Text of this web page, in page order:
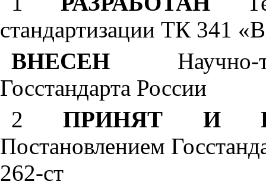
стандартизации ТК 341
ВНЕСЕННаучно-
Госстандарта России
2ПРИНЯТ И
Постановлением
262-ст